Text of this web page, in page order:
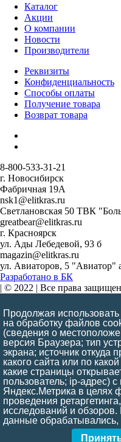
Каталог
Акции
О компании
Новости
Производители
Реквизиты
Конфиденциальность
Способы оплаты
Получение товара
Возврат товара
8-800-533-31-21
г. Новосибирск
Фабричная 19А
nsk1@elitkras.ru
Светлановская 50 ТВК
greatbear@elitkras.ru
г. Красноярск
ул. Ады Лебедевой, 93 б
magazin@elitkras.ru
ул. Авиаторов, 5 "Авиатор"
Разработано в БК
| © 2022 | Все права
Обращаем Ваше внимание
носит исключительно
характер и ни при каких
и цены, размещенные на
определяемой
Заказать обратный звонок
Соглашение о
Нажимая кнопку, Вы даёте
пользовательское
Продолжая
на обработку файлов
(сведения о
версия Браузера; тип
экрана; источник откуда
какого сайта или по
какие страницы
пользователь; ip-адрес)
Яндекс.Метрика в целях
проведения
исследований и
данные обрабатывались,